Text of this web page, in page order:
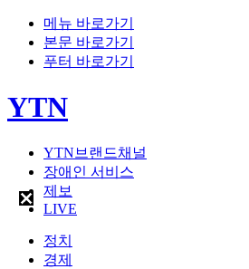
메뉴 바로가기
본문 바로가기
푸터 바로가기
YTN
YTN브랜드채널
장애인 서비스
제보
LIVE
정치
경제